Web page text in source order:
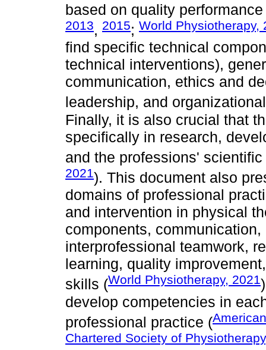
based on quality performance
2013, 2015; World Physiotherapy,
find specific technical
technical interventions),
communication, ethics and
leadership, and
Finally, it is also crucial that
specifically in research,
and the professions'
2021). This document also
domains of professional
and intervention in physical
components,
interprofessional teamwork,
learning, quality
skills (World Physiotherapy, 2021
develop competencies in
professional practice (
Chartered Society of